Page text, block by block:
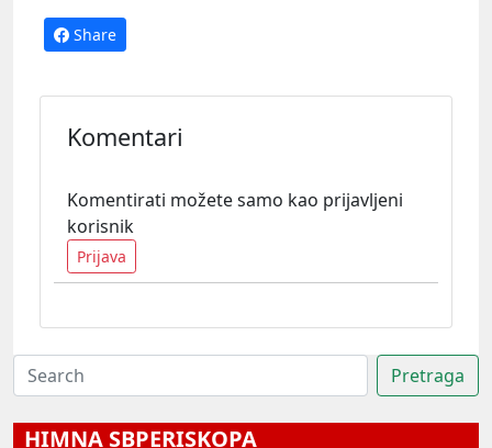
Share
Komentari
Komentirati možete samo kao prijavljeni
korisnik
Prijava
HIMNA SBPERISKOPA